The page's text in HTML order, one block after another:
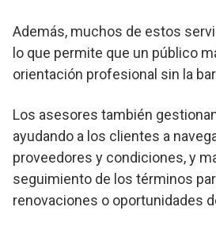
Además, muchos de estos
lo que permite que un público
orientación profesional sin la
Los asesores también
ayudando a los clientes a
proveedores y condiciones, y
seguimiento de los términos
renovaciones o oportunidades